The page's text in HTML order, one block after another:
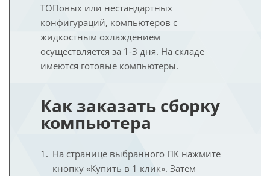
ТОПовых или нестандартных
конфигураций, компьютеров с
жидкостным охлаждением
осуществляется за 1-3 дня. На складе
имеются готовые компьютеры.
Как заказать сборку
компьютера
На странице выбранного ПК нажмите
кнопку «Купить в 1 клик». Затем